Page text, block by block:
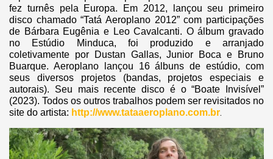
fez turnês pela Europa. Em 2012, lançou seu primeiro
disco chamado “Tatá Aeroplano 2012” com participações
de Bárbara Eugênia e Leo Cavalcanti. O álbum gravado
no Estúdio Minduca, foi produzido e arranjado
coletivamente por Dustan Gallas, Junior Boca e Bruno
Buarque. Aeroplano lançou 16 álbuns de estúdio, com
seus diversos projetos (bandas, projetos especiais e
autorais). Seu mais recente disco é o “Boate Invisível”
(2023). Todos os outros trabalhos podem ser revisitados no
site do artista: http://www.tataaeroplano.com.br.